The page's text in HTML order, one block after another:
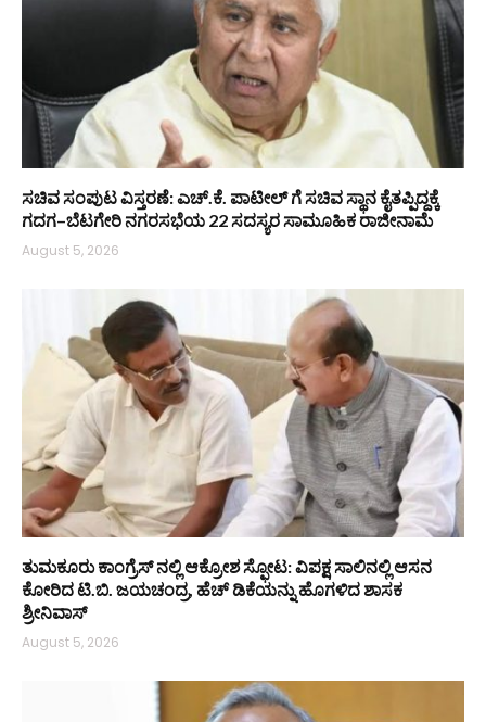
ಸಚಿವ ಸಂಪುಟ ವಿಸ್ತರಣೆ: ಎಚ್.ಕೆ. ಪಾಟೀಲ್ ಗೆ ಸಚಿವ ಸ್ಥಾನ ಕೈತಪ್ಪಿದ್ದಕ್ಕೆ
ಗದಗ–ಬೆಟಗೇರಿ ನಗರಸಭೆಯ 22 ಸದಸ್ಯರ ಸಾಮೂಹಿಕ ರಾಜೀನಾಮೆ
August 5, 2026
ತುಮಕೂರು ಕಾಂಗ್ರೆಸ್ ನಲ್ಲಿ ಆಕ್ರೋಶ ಸ್ಫೋಟ: ವಿಪಕ್ಷ ಸಾಲಿನಲ್ಲಿ ಆಸನ
ಕೋರಿದ ಟಿ.ಬಿ. ಜಯಚಂದ್ರ, ಹೆಚ್ ಡಿಕೆಯನ್ನು ಹೊಗಳಿದ ಶಾಸಕ
ಶ್ರೀನಿವಾಸ್
August 5, 2026